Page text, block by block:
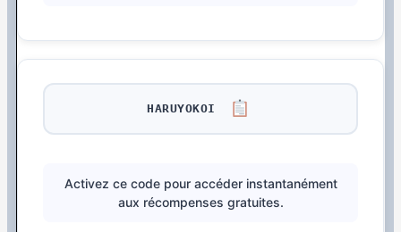
HARUYOKOI
Activez ce code pour accéder instantanément
aux récompenses gratuites.